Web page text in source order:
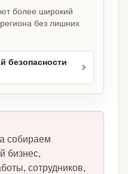
более широкий
без лишних
безопасности
собираем
бизнес,
сотрудников,